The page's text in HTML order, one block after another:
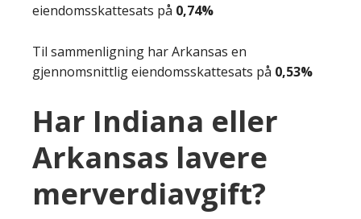
eiendomsskattesats på 0,74%
Til sammenligning har Arkansas en
gjennomsnittlig eiendomsskattesats på 0,53%
Har Indiana eller
Arkansas lavere
merverdiavgift?